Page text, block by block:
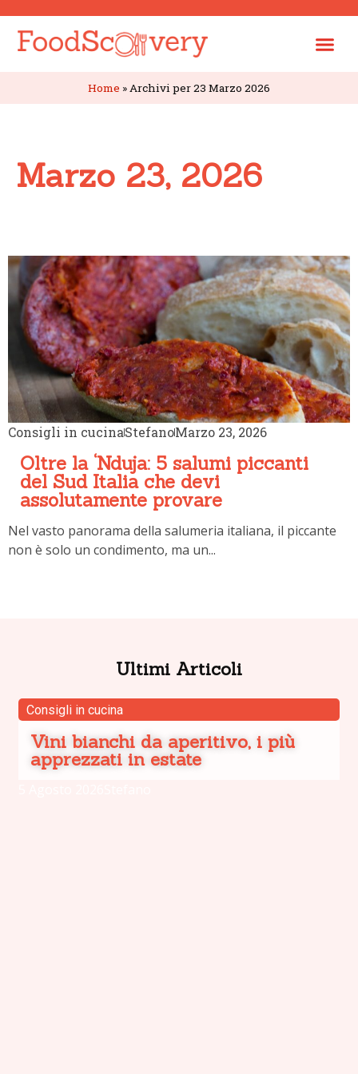
Home »Archivi per 23 Marzo 2026
Marzo 23, 2026
Consigli in cucinaStefanoMarzo 23, 2026
Oltre la ‘Nduja: 5 salumi piccanti
del Sud Italia che devi
assolutamente provare
Nel vasto panorama della salumeria italiana, il piccante
non è solo un condimento, ma un...
Ultimi Articoli
Consigli in cucina
Vini bianchi da aperitivo, i più
apprezzati in estate